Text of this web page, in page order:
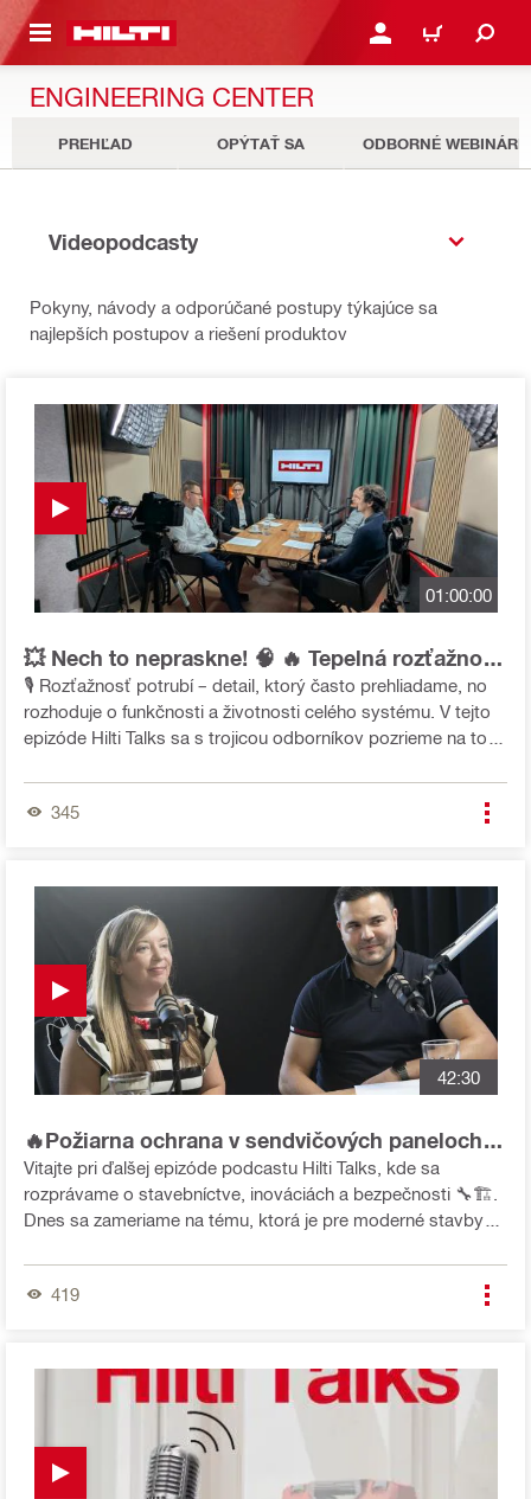
HLAVNÝ OBSAH PRIHLÁSIŤ ALEBO
KOŠÍK
ENGINEERING CENTER
PREHĽAD OPÝTAŤ SA ODBORNÉ WEBINÁRE
Videopodcasty
Pokyny, návody a odporúčané postupy týkajúce sa
najlepších postupov a riešení produktov
01:00:00
💥 Nech to nepraskne! 🧠 🔥 Tepelná rozťažnosť
bez stresu ⚙️
🎙️ Rozťažnosť potrubí – detail, ktorý často prehliadame, no
rozhoduje o funkčnosti a životnosti celého systému. V tejto
epizóde Hilti Talks sa s trojicou odborníkov pozrieme na to,
všetko fungovalo bez stresu – a bez prasklín. Hosťami sú: 🔴
Ing. Stanislav Havlíček, jednateľ spoločnosti BBA
Petr Spáčil, Field Engineer Leader Hilti ČR 💡 Praktické tipy,
časté chyby z praxe aj nové trendy v oblasti kompenzácie
dilatácií – všetko v jednej epizóde.
345
42:30
🔥Požiarna ochrana v sendvičových paneloch
🧱
Vitajte pri ďalšej epizóde podcastu Hilti Talks, kde sa
rozprávame o stavebníctve, inováciách a bezpečnosti 🔧🏗️.
Dnes sa zameriame na tému, ktorá je pre moderné stavby
paneloch 🔥🧱. Tieto konštrukčné prvky nachádzame v
priemyselných halách, logistických centrách aj obchodných
technológie v tejto oblasti? O tom všetkom sa budeme
rozprávať s našimi hosťami: 👉 Ing. Klára Roďanová z Hilti
👉 Ing. Martin Kučera z Kingspan
419